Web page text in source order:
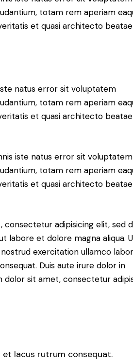
totam rem aperiam
et quasi architecto
natus error sit voluptatem
totam rem aperiam
et quasi architecto
iste natus error sit voluptatem
totam rem aperiam
et quasi architecto
consectetur adipisicing elit, sed
labore et dolore magna aliqua.
exercitation ullamco
Duis aute irure dolor in
dolor sit amet, consectetur
lacus rutrum consequat.